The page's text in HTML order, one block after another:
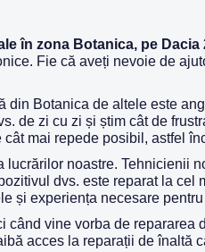
în zona Botanica, pe Dacia
Fie că aveți nevoie de
Botanica de altele este
de zi cu zi și știm cât de
mai repede posibil, astfel
noastre. Tehnicienii
dvs. este reparat la
și experiența necesare
când vine vorba de
acces la reparații de înaltă